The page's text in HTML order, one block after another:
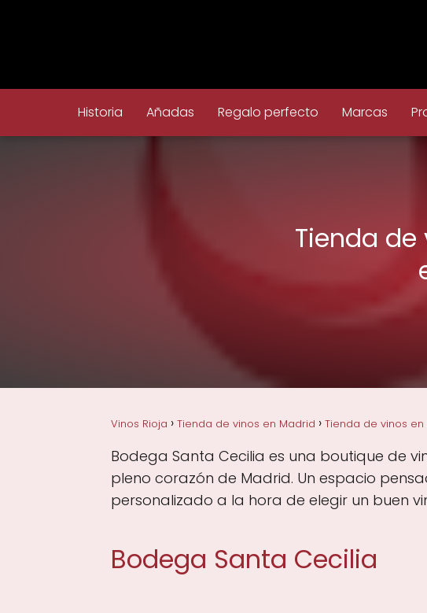
Historia Añadas Regalo perfecto Marcas
Tienda
Vinos Rioja Tienda de vinos en Madrid Tienda de vinos en
Bodega Santa Cecilia es una boutique de
pleno corazón de Madrid. Un espacio
personalizado a la hora de elegir un buen
Bodega Santa Cecilia